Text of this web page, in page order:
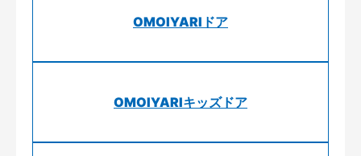
OMOIYARIドア
OMOIYARIキッズドア